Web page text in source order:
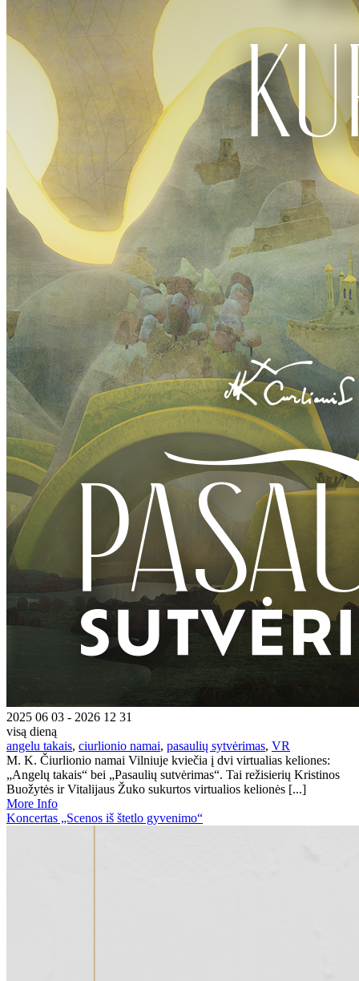
2025 06 03 - 2026 12 31
visą dieną
angelu takais, ciurlionio namai, pasaulių sytvėrimas, VR
M. K. Čiurlionio namai Vilniuje kviečia į dvi virtualias keliones:
„Angelų takais“ bei „Pasaulių sutvėrimas“. Tai režisierių Kristinos
Buožytės ir Vitalijaus Žuko sukurtos virtualios kelionės [...]
More Info
Koncertas „Scenos iš štetlo gyvenimo“